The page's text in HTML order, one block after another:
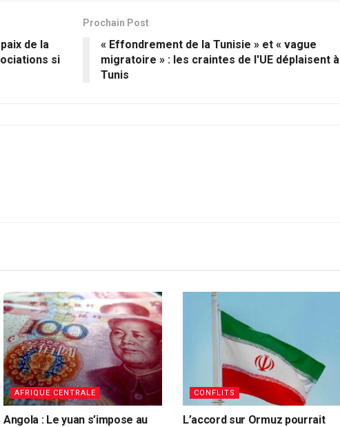
de la
si
Prochain Post
« Effondrement de la Tunisie » et « vague
migratoire » : les craintes de l'UE déplaisent à
Tunis
AFRIQUE CENTRALE
Angola : Le yuan s’impose au
CONFLITS
L’accord sur Ormuz pourrait